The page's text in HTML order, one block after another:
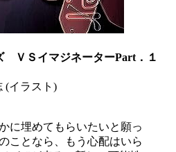
ＶＳイマジネーターPart．１
(イラスト)
に埋めてもらいたいと願っ
ことなら、もう心配はいら